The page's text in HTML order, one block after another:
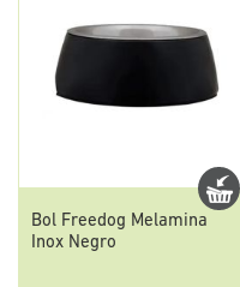
Bol Freedog Melamina
Inox Negro